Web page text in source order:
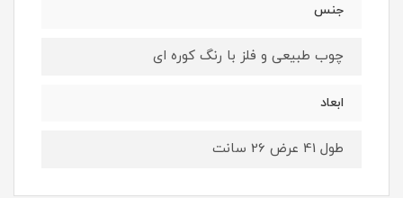
جنس
چوب طبیعی و فلز با رنگ کوره ای
ابعاد
طول 41 عرض 26 سانت